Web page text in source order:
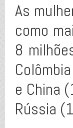
As
como
8
e China
Rússia